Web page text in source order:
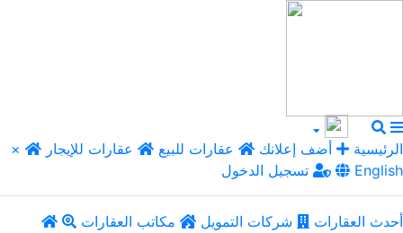
× الرئيسية أضف إعلانك عقارات للبيع
عقارات للإيجار
تسجيل الدخول
English
أحدث العقارات شركات التمويل
مكاتب العقارات